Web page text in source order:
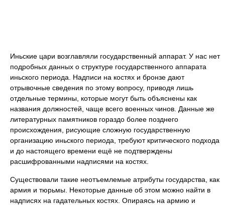
Иньские цари возглавляли государственный аппарат. У нас нет
подробных данных о структуре государственного аппарата
иньского периода. Надписи на костях и бронзе дают
отрывочные сведения по этому вопросу, приводя лишь
отдельные термины, которые могут быть объяснены как
названия должностей, чаще всего военных чинов. Данные же
литературных памятников гораздо более позднего
происхождения, рисующие сложную государственную
организацию иньского периода, требуют критического подхода
и до настоящего времени ещё не подтверждены
расшифрованными надписями на костях.
Существовали такие неотъемлемые атрибуты государства, как
армия и тюрьмы. Некоторые данные об этом можно найти в
надписях на гадательных костях. Опираясь на армию и